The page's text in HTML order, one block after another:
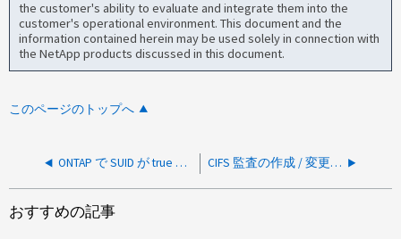
the customer's ability to evaluate and integrate them into the
customer's operational environment. This document and the
information contained herein may be used solely in connection with
the NetApp products discussed in this document.
このページのトップへ
ONTAP で SUID が true に設定されていない場合、スティッキビットを設定できません CIFS 監査の作成 / 変更時に「 audit-policy-change 」オプションを指定できません
おすすめの記事